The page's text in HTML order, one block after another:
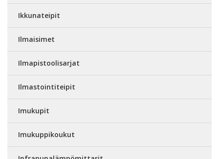
Ikkunateipit
Ilmaisimet
Ilmapistoolisarjat
Ilmastointiteipit
Imukupit
Imukuppikoukut